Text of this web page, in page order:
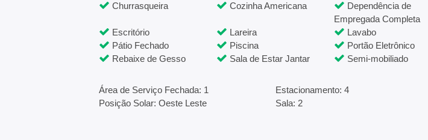
Churrasqueira
Cozinha Americana
Dependência de
Empregada Completa
Escritório
Lareira
Lavabo
Pátio Fechado
Piscina
Portão Eletrônico
Rebaixe de Gesso
Sala de Estar Jantar Semi-mobiliado
Área de Serviço Fechada: 1
Estacionamento: 4
Posição Solar: Oeste Leste
Sala: 2